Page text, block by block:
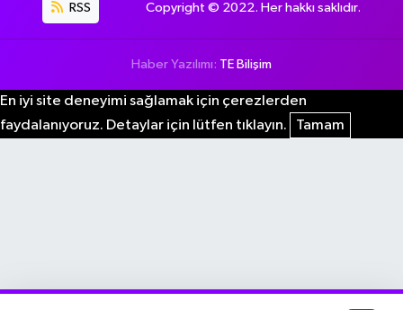
RSS Copyright © 2022. Her hakkı saklıdır.
Haber Yazılımı: TE Bilişim
En iyi site deneyimi sağlamak için çerezlerden
faydalanıyoruz. Detaylar için lütfen tıklayın.
Tamam